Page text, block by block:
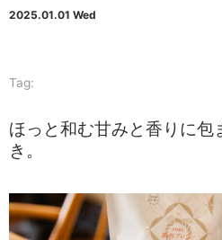
2025.01.01 Wed
Tag:
ほっと和む甘みと香りに包
き。